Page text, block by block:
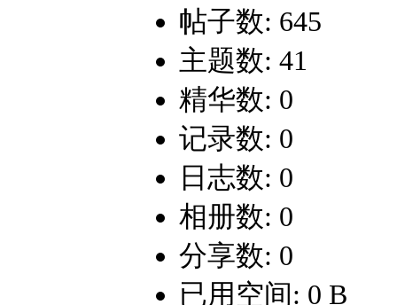
帖子数: 645
主题数: 41
精华数: 0
记录数: 0
日志数: 0
相册数: 0
分享数: 0
已用空间: 0 B